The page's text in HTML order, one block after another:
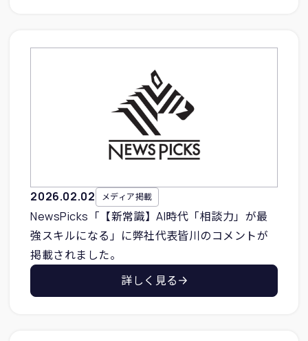
2026.02.02 メディア掲載
NewsPicks「【新常識】AI時代「相談力」が最
強スキルになる」に弊社代表皆川のコメントが
掲載されました。
詳しく見る